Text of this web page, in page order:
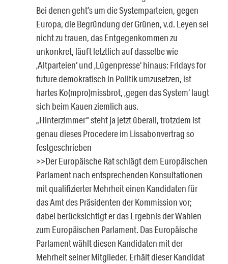
Bei denen geht’s um die Systemparteien, gegen
Europa, die Begründung der Grünen, v.d. Leyen sei
nicht zu trauen, das Entgegenkommen zu
unkonkret, läuft letztlich auf dasselbe wie
‚Altparteien‘ und ‚Lügenpresse‘ hinaus: Fridays for
future demokratisch in Politik umzusetzen, ist
hartes Ko(mpro)missbrot, ‚gegen das System‘ laugt
sich beim Kauen ziemlich aus.
„Hinterzimmer“ steht ja jetzt überall, trotzdem ist
genau dieses Procedere im Lissabonvertrag so
festgeschrieben
>>Der Europäische Rat schlägt dem Europäischen
Parlament nach entsprechenden Konsultationen
mit qualifizierter Mehrheit einen Kandidaten für
das Amt des Präsidenten der Kommission vor;
dabei berücksichtigt er das Ergebnis der Wahlen
zum Europäischen Parlament. Das Europäische
Parlament wählt diesen Kandidaten mit der
Mehrheit seiner Mitglieder. Erhält dieser Kandidat